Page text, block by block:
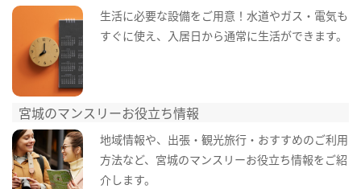
生活に必要な設備をご用意！水道やガス・電気も
すぐに使え、入居日から通常に生活ができます。
宮城のマンスリーお役立ち情報
地域情報や、出張・観光旅行・おすすめのご利用
方法など、宮城のマンスリーお役立ち情報をご紹
介します。